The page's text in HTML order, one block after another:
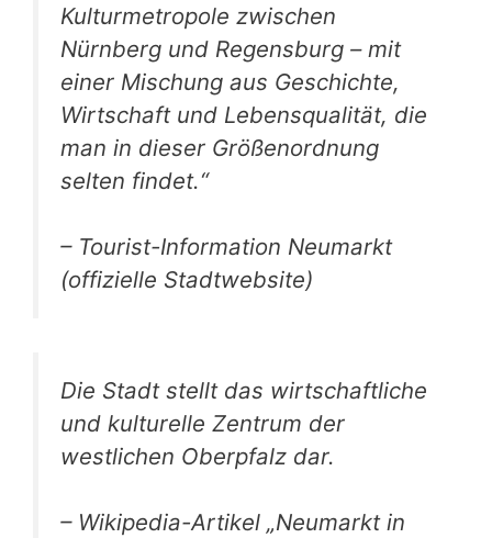
Kulturmetropole zwischen
Nürnberg und Regensburg – mit
einer Mischung aus Geschichte,
Wirtschaft und Lebensqualität, die
man in dieser Größenordnung
selten findet.“
– Tourist-Information Neumarkt
(offizielle Stadtwebsite)
Die Stadt stellt das wirtschaftliche
und kulturelle Zentrum der
westlichen Oberpfalz dar.
– Wikipedia-Artikel „Neumarkt in